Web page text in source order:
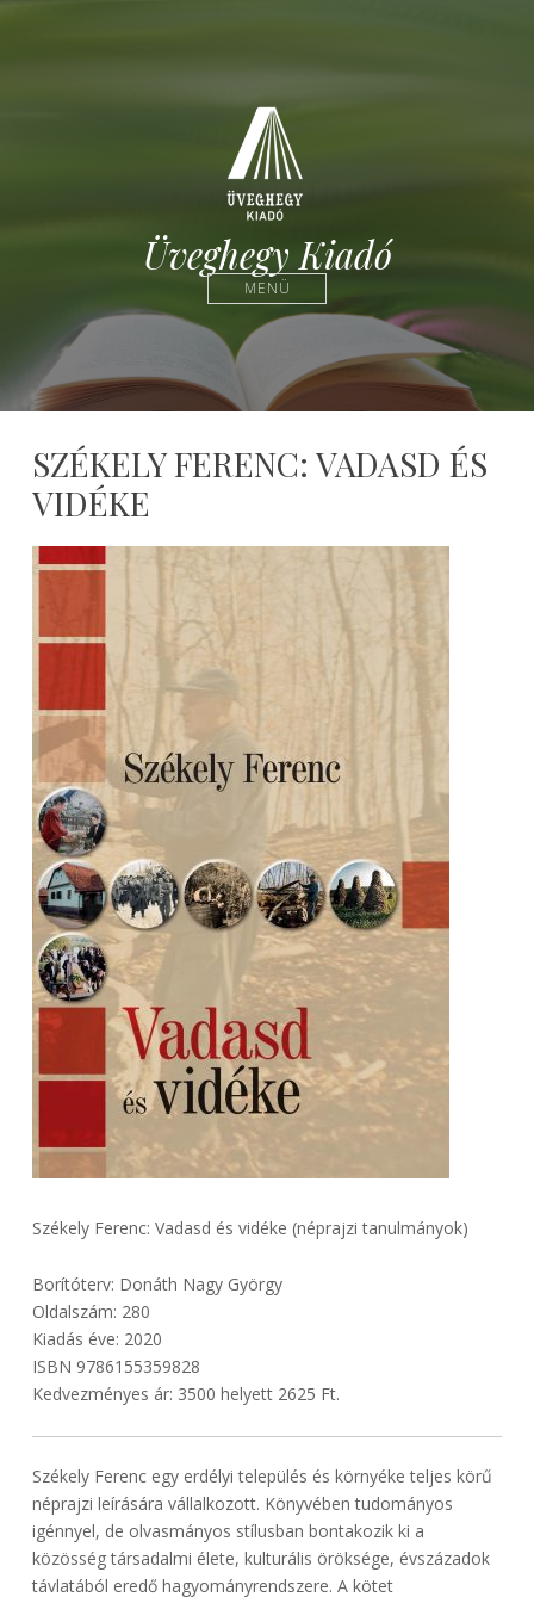
Üveghegy Kiadó
MENÜ
SZÉKELY FERENC: VADASD ÉS
VIDÉKE
Székely Ferenc: Vadasd és vidéke (néprajzi tanulmányok)
Borítóterv: Donáth Nagy György
Oldalszám: 280
Kiadás éve: 2020
ISBN 9786155359828
Kedvezményes ár: 3500 helyett 2625 Ft.
Székely Ferenc egy erdélyi település és környéke teljes körű
néprajzi leírására vállalkozott. Könyvében tudományos
igénnyel, de olvasmányos stílusban bontakozik ki a
közösség társadalmi élete, kulturális öröksége, évszázadok
távlatából eredő hagyományrendszere. A kötet